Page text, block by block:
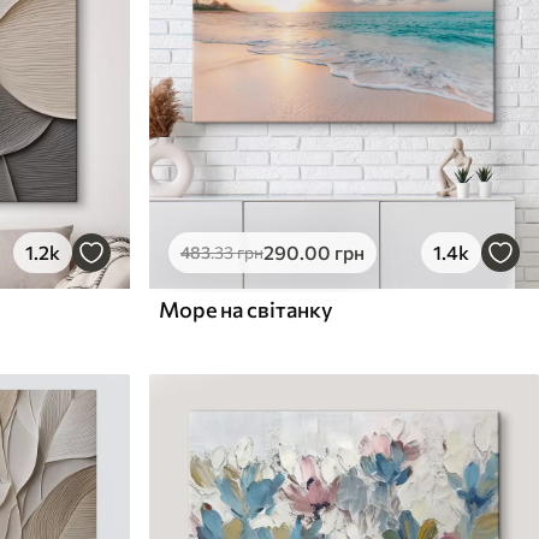
1.2k 483.33грн290.00 грн 1.4k
Море на світанку